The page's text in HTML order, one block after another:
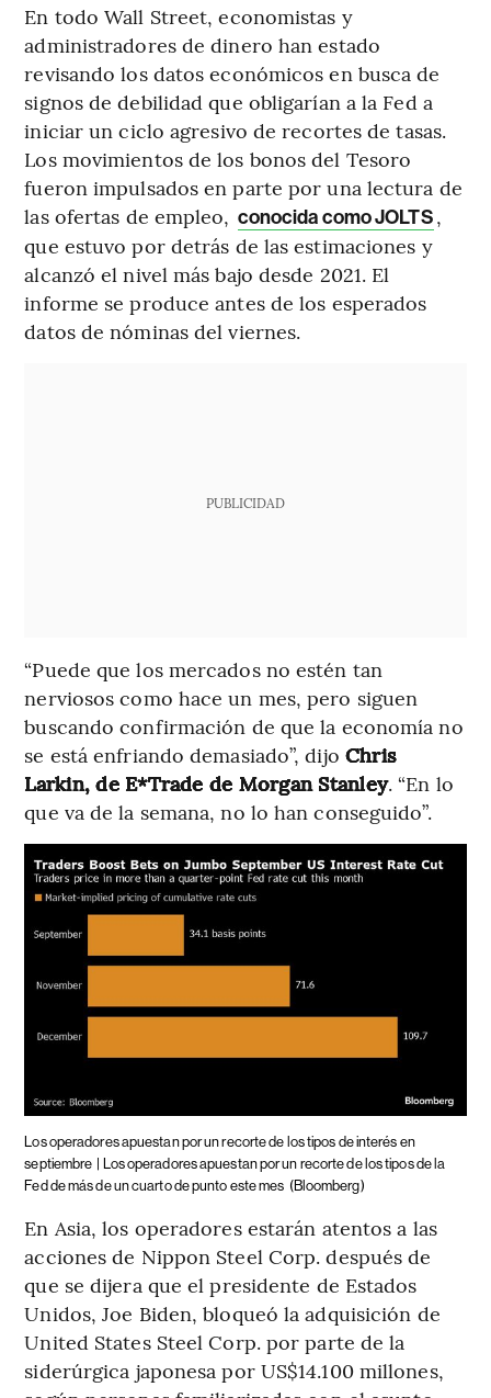
En todo Wall Street, economistas y
administradores de dinero han estado
revisando los datos económicos en busca de
signos de debilidad que obligarían a la Fed a
iniciar un ciclo agresivo de recortes de tasas.
Los movimientos de los bonos del Tesoro
fueron impulsados en parte por una lectura de
las ofertas de empleo, conocida como JOLTS,
que estuvo por detrás de las estimaciones y
alcanzó el nivel más bajo desde 2021. El
informe se produce antes de los esperados
datos de nóminas del viernes.
PUBLICIDAD
“Puede que los mercados no estén tan
nerviosos como hace un mes, pero siguen
buscando confirmación de que la economía no
se está enfriando demasiado”, dijo Chris
Larkin, de E*Trade de Morgan Stanley. “En lo
que va de la semana, no lo han conseguido”.
Los operadores apuestan por un recorte de los tipos de interés en
septiembre
| Los operadores apuestan por un recorte de los tipos de la
Fed de más de un cuarto de punto este mes (Bloomberg)
En Asia, los operadores estarán atentos a las
acciones de Nippon Steel Corp. después de
que se dijera que el presidente de Estados
Unidos, Joe Biden, bloqueó la adquisición de
United States Steel Corp. por parte de la
siderúrgica japonesa por US$14.100 millones,